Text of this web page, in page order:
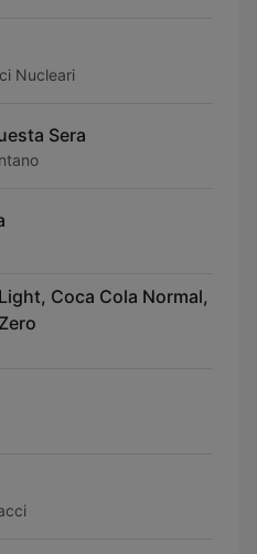
Nucleari
Sera
Coca Cola Normal,